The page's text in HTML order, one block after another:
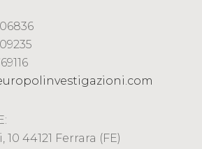
44121 Ferrara (FE)